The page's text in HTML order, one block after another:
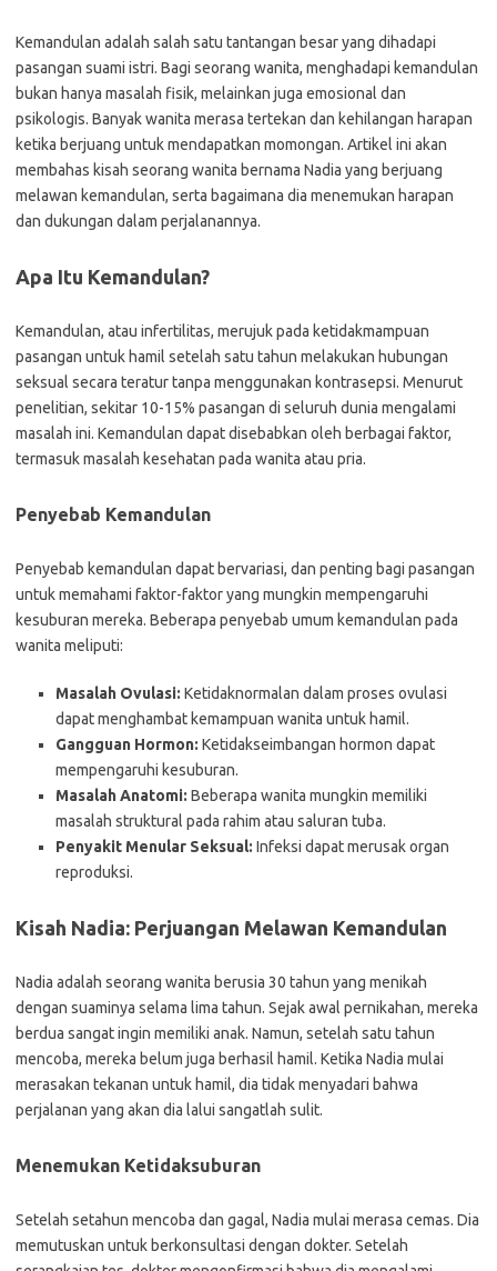
Kemandulan adalah salah satu tantangan besar yang dihadapi
pasangan suami istri. Bagi seorang wanita, menghadapi kemandulan
bukan hanya masalah fisik, melainkan juga emosional dan
psikologis. Banyak wanita merasa tertekan dan kehilangan harapan
ketika berjuang untuk mendapatkan momongan. Artikel ini akan
membahas kisah seorang wanita bernama Nadia yang berjuang
melawan kemandulan, serta bagaimana dia menemukan harapan
dan dukungan dalam perjalanannya.
Apa Itu Kemandulan?
Kemandulan, atau infertilitas, merujuk pada ketidakmampuan
pasangan untuk hamil setelah satu tahun melakukan hubungan
seksual secara teratur tanpa menggunakan kontrasepsi. Menurut
penelitian, sekitar 10-15% pasangan di seluruh dunia mengalami
masalah ini. Kemandulan dapat disebabkan oleh berbagai faktor,
termasuk masalah kesehatan pada wanita atau pria.
Penyebab Kemandulan
Penyebab kemandulan dapat bervariasi, dan penting bagi pasangan
untuk memahami faktor-faktor yang mungkin mempengaruhi
kesuburan mereka. Beberapa penyebab umum kemandulan pada
wanita meliputi:
Masalah Ovulasi: Ketidaknormalan dalam proses ovulasi
dapat menghambat kemampuan wanita untuk hamil.
Gangguan Hormon: Ketidakseimbangan hormon dapat
mempengaruhi kesuburan.
Masalah Anatomi: Beberapa wanita mungkin memiliki
masalah struktural pada rahim atau saluran tuba.
Penyakit Menular Seksual: Infeksi dapat merusak organ
reproduksi.
Kisah Nadia: Perjuangan Melawan Kemandulan
Nadia adalah seorang wanita berusia 30 tahun yang menikah
dengan suaminya selama lima tahun. Sejak awal pernikahan, mereka
berdua sangat ingin memiliki anak. Namun, setelah satu tahun
mencoba, mereka belum juga berhasil hamil. Ketika Nadia mulai
merasakan tekanan untuk hamil, dia tidak menyadari bahwa
perjalanan yang akan dia lalui sangatlah sulit.
Menemukan Ketidaksuburan
Setelah setahun mencoba dan gagal, Nadia mulai merasa cemas. Dia
memutuskan untuk berkonsultasi dengan dokter. Setelah